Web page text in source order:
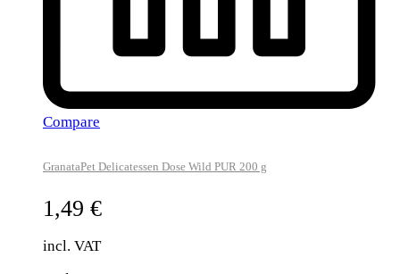
Compare
GranataPet Delicatessen Dose Wild PUR 200 g
1,49 €
incl. VAT